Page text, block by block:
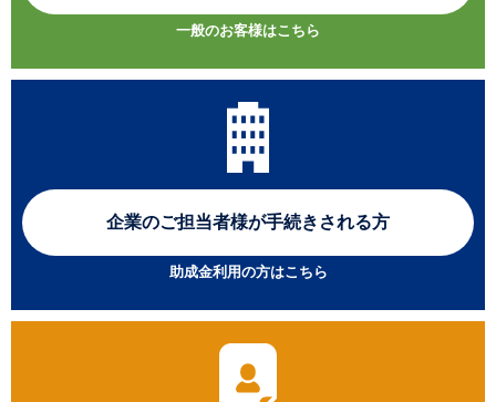
一般のお客様はこちら
企業のご担当者様が手続きされる方
助成金利用の方はこちら